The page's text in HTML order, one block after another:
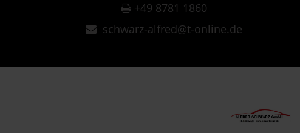
+49 8781 1860
schwarz-alfred@t-online.de